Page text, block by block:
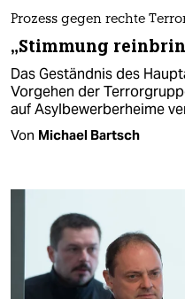
Prozess gegen rechte
„Stimmung
Das Geständnis des
Vorgehen der
auf Asylbewerberheime
Von Michael Bartsch